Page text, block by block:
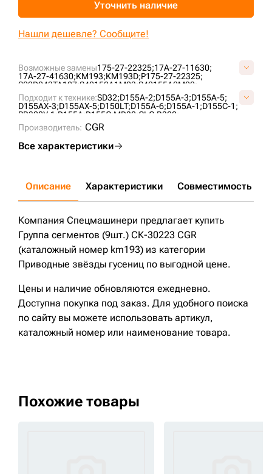
Возможные замены175-27-22325;17A-27-11630;
17A-27-41630;KM193;KM193D;P175-27-22325;
S02D043TA127;S40152A1M03;S40155A0M00;
US228K027;
Подходит к технике:SD32;D155A-2;D155A-3;D155A-5;
D155AX-3;D155AX-5;D150LT;D155A-6;D155A-1;D155C-1;
PD320Y-1;D155A;D155C;MD32;CLG B320;
Производитель: CGR
Все характеристики
Уточнить наличие
Нашли дешевле? Сообщите!
Описание Характеристики Совместимость
Компания Спецмашинери предлагает купить
Группа сегментов (9шт.) СК-30223 CGR
(каталожный номер km193) из категории
Приводные звёзды гусениц по выгодной цене.
Цены и наличие обновляются ежедневно.
Доступна покупка под заказ. Для удобного поиска
по сайту вы можете использовать артикул,
каталожный номер или наименование товара.
Похожие товары